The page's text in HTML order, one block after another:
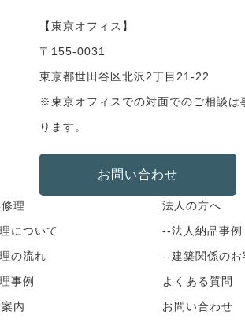
【東京オフィス】
〒155-0031
東京都世田谷区北沢2丁目21-22
※東京オフィスでの対面でのご相談は
ります。
お問い合わせ
理
について
の流れ
事例
内
法人の方へ
--法人納品事例
--建築関係のお
よくある質問
お問い合わせ